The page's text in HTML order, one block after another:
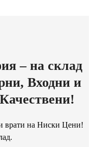
– на склад
Входни и
врати на Ниски Цени!